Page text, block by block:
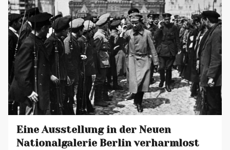
Eine Ausstellung in der Neuen
Nationalgalerie Berlin verharmlost